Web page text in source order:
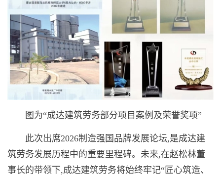
图为“成达建筑劳务部分项目案例及荣誉奖项”
此次出席2026制造强国品牌发展论坛,是成达建
筑劳务发展历程中的重要里程碑。未来,在赵松林董
事长的带领下,成达建筑劳务将始终牢记“匠心筑造、